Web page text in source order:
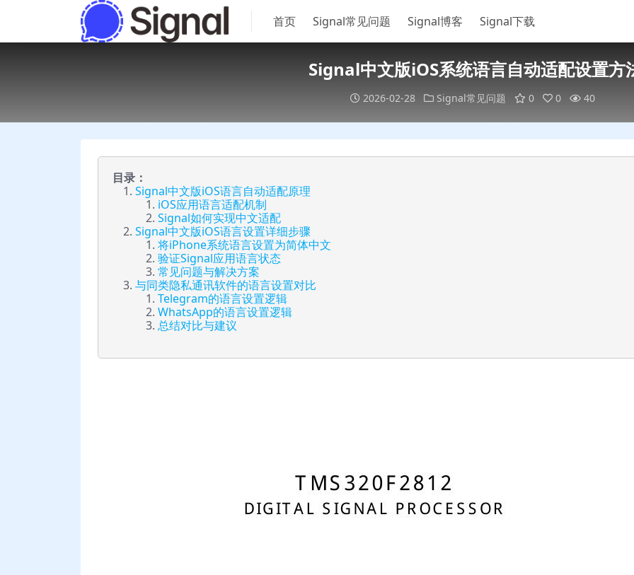
首页 Signal常见问题 Signal博客 Signal下载
Signal中文版iOS系统语言自动适配设置方
2026-02-28 Signal常见问题 0 0 40
目录：
Signal中文版iOS语言自动适配原理
iOS应用语言适配机制
Signal如何实现中文适配
Signal中文版iOS语言设置详细步骤
将iPhone系统语言设置为简体中文
验证Signal应用语言状态
常见问题与解决方案
与同类隐私通讯软件的语言设置对比
Telegram的语言设置逻辑
WhatsApp的语言设置逻辑
总结对比与建议